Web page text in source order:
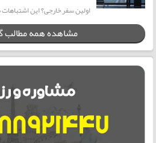
اولین سفر خارجی؟ این
مشاهده همه